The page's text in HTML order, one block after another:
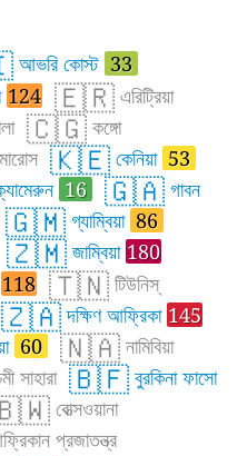
আভরি কোস্ট 33
124 🇪🇷 এরিট্রিয়া
🇨🇬 কঙ্গো
🇰🇪 কেনিয়া 53
16 🇬🇦 গাবন
🇬🇲 গ্যাম্বিয়া 86
🇿🇲 জাম্বিয়া 180
118 🇹🇳 টিউনিস্
🇿🇦দক্ষিণ আফ্রিকা 145
60 🇳🇦 নামিবিয়া
সাহারা 🇧🇫 বুরকিনা ফাসো
বোত্‍সওয়ানা
প্রজাতন্ত্র